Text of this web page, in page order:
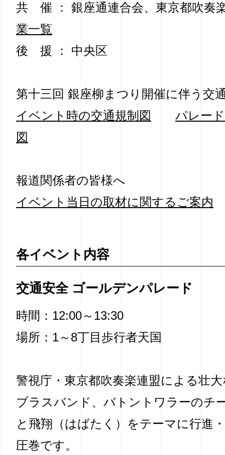
共 催 ： 銀座通連合会、東京都吹
業一覧
後 援 ： 中央区
第十三回 銀座柳まつり開催に伴う交
イベント時の交通規制図
パレー
図
報道関係者の皆様へ
イベント当日の取材に関するご案内
各イベント内容
交通安全 ゴールデンパレード
時間：12:00～13:30
場所：1～8丁目歩行者天国
警視庁・東京都吹奏楽連盟による壮
ブラスバンド、バトントワラーのチ
と飛翔（はばたく）をテーマに行進
圧巻です。